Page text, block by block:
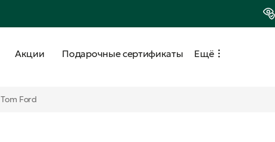
Акции Подарочные сертификаты Ещё
Tom Ford